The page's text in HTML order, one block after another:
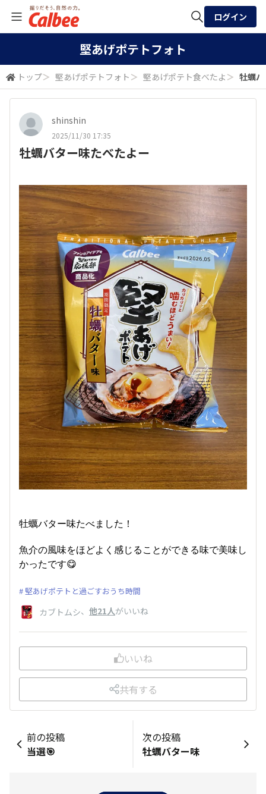
検索
ログイン
堅あげポテトフォト
トップ＞ 堅あげポテトフォト ＞ 堅あげポテト食べたよ ＞ 牡蠣
shinshin
2025/11/30 17:35
牡蠣バター味たべたよー
牡蠣バター味たべました！
魚介の風味をほどよく感じることができる味で美味し
かったです😋
堅あげポテトと過ごすおうち時間
カブトムシ、 他21人がいいね
いいね
共有する
前の投稿
当選🎯
次の投稿
牡蠣バター味